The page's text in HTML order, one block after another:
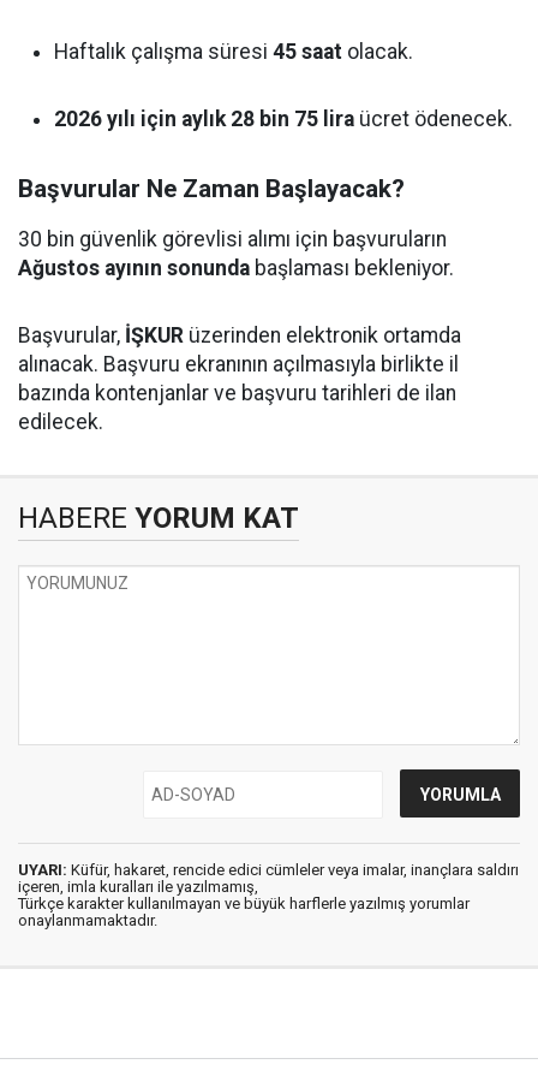
Haftalık çalışma süresi 45 saat olacak.
2026 yılı için aylık 28 bin 75 lira ücret ödenecek.
Başvurular Ne Zaman Başlayacak?
30 bin güvenlik görevlisi alımı için başvuruların
Ağustos ayının sonunda başlaması bekleniyor.
Başvurular, İŞKUR üzerinden elektronik ortamda
alınacak. Başvuru ekranının açılmasıyla birlikte il
bazında kontenjanlar ve başvuru tarihleri de ilan
edilecek.
HABERE YORUM KAT
UYARI: Küfür, hakaret, rencide edici cümleler veya imalar, inançlara saldırı
içeren, imla kuralları ile yazılmamış,
Türkçe karakter kullanılmayan ve büyük harflerle yazılmış yorumlar
onaylanmamaktadır.